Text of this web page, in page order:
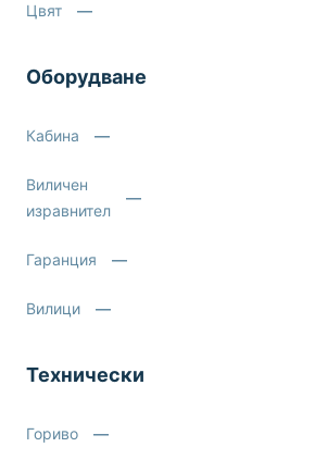
Цвят —
Оборудване
Кабина —
Виличен
изравнител
—
Гаранция —
Вилици —
Технически
Гориво —